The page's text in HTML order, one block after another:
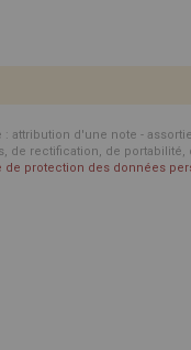
attribution d'une note -
de rectification, de
de protection des données